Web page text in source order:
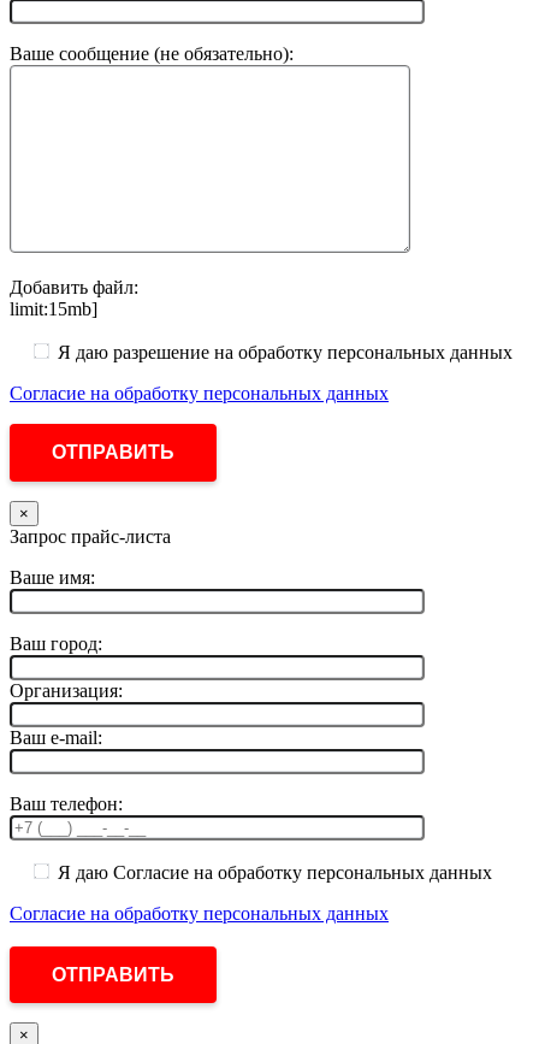
Ваше сообщение (не обязательно):
Добавить файл:
limit:15mb]
Я даю разрешение на обработку персональных данных
Согласие на обработку персональных данных
×
Запрос прайс-листа
Ваше имя:
Ваш город:
Организация:
Ваш e-mail:
Ваш телефон:
Я даю Согласие на обработку персональных данных
Согласие на обработку персональных данных
×